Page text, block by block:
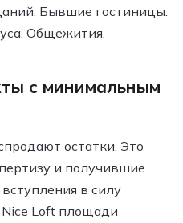
Бывшие гостиницы.
Общежития.
с минимальным
остатки. Это
и получившие
в силу
Loft площади